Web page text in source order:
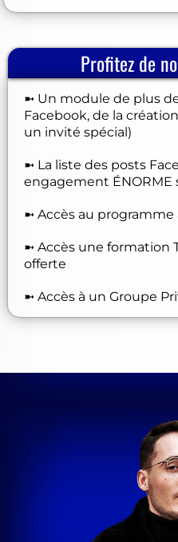
Profitez de
➼ Un module de plus
Facebook, de la
un invité spécial)
➼ La liste des posts
engagement ÉNORME
➼ Accès au
➼ Accès une formation
offerte
➼ Accès à un Groupe